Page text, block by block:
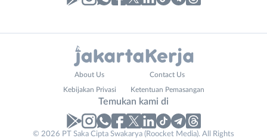
About Us Contact Us
Kebijakan Privasi Ketentuan Pemasangan
Temukan kami di
© 2026 PT Saka Cipta Swakarya (Roocket Media). All Rights